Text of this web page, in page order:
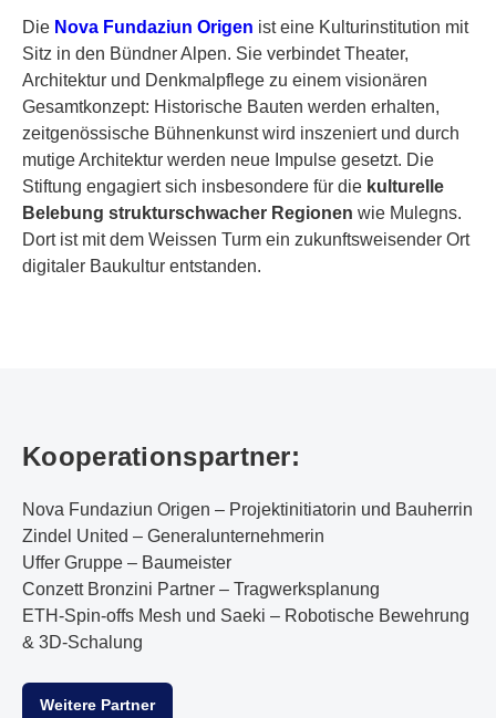
Die Nova Fundaziun Origen ist eine Kulturinstitution mit
Sitz in den Bündner Alpen. Sie verbindet Theater,
Architektur und Denkmalpflege zu einem visionären
Gesamtkonzept: Historische Bauten werden erhalten,
zeitgenössische Bühnenkunst wird inszeniert und durch
mutige Architektur werden neue Impulse gesetzt. Die
Stiftung engagiert sich insbesondere für die kulturelle
Belebung strukturschwacher Regionen wie Mulegns.
Dort ist mit dem Weissen Turm ein zukunftsweisender Ort
digitaler Baukultur entstanden.
Kooperationspartner:
Nova Fundaziun Origen – Projektinitiatorin und Bauherrin
Zindel United – Generalunternehmerin
Uffer Gruppe – Baumeister
Conzett Bronzini Partner – Tragwerksplanung
ETH-Spin-offs Mesh und Saeki – Robotische Bewehrung
& 3D-Schalung
Weitere Partner